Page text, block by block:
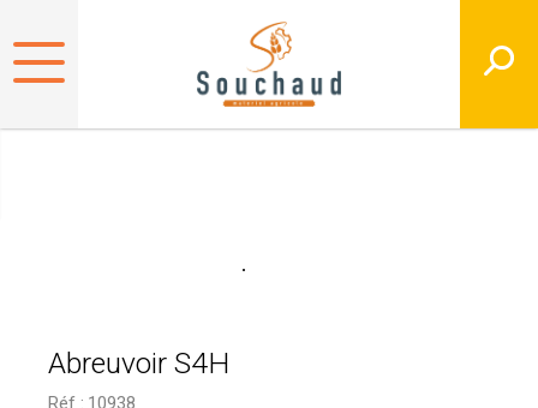
Abreuvoir S4H
Réf : 10938